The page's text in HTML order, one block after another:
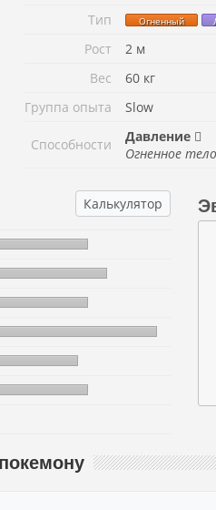
Тип
Огненный
Рост
2 м
Вес
60 кг
Группа опыта
Slow
Способности
Давление
Огненное тело
Калькулятор